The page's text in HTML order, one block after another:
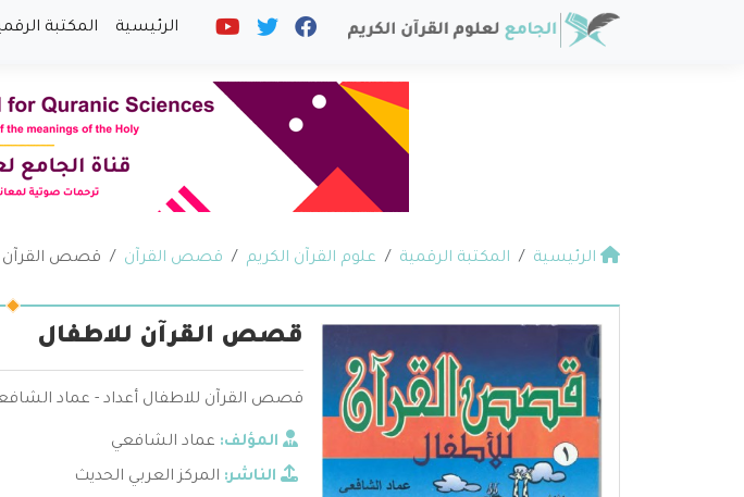
الرئيسية المكتبة
الرئيسية المكتبة الرقمية علوم القرآن الكريم قصص القرآن قصص القرآن
قصص القرآن للاطفال
قصص القرآن للاطفال أعداد - عماد
المؤلف: عماد الشافعي
الناشر: المركز العربي الحديث